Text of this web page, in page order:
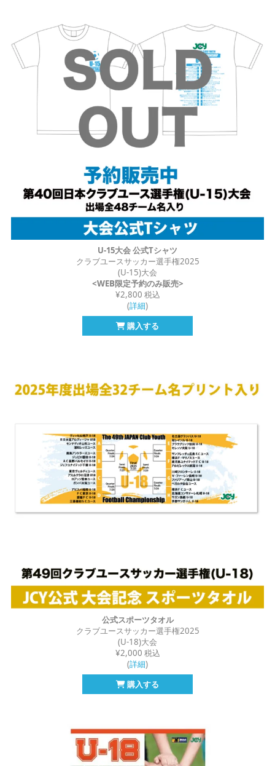
U-15大会 公式Tシャツ
クラブユースサッカー選手権2025
(U-15)大会
<WEB限定予約のみ販売>
¥2,800 税込
(詳細)
購入する
公式スポーツタオル
クラブユースサッカー選手権2025
(U-18)大会
¥2,000 税込
(詳細)
購入する